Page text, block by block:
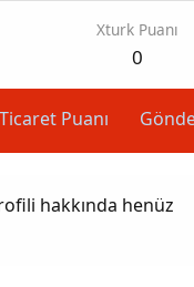
Xturk Puanı
0
Ticaret Puanı
hakkında henüz